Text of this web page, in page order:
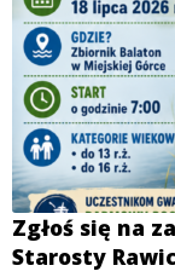
Zgłoś się na
Starosty